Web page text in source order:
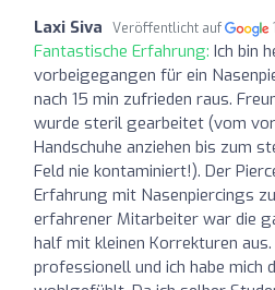
Laxi Siva Veröffentlicht auf
Fantastische Erfahrung: Ich bin
vorbeigegangen für ein
nach 15 min zufrieden raus.
wurde steril gearbeitet (vom
Handschuhe anziehen bis zum
Feld nie kontaminiert!). Der
Erfahrung mit Nasenpiercings
erfahrener Mitarbeiter war die
half mit kleinen Korrekturen aus.
professionell und ich habe mich